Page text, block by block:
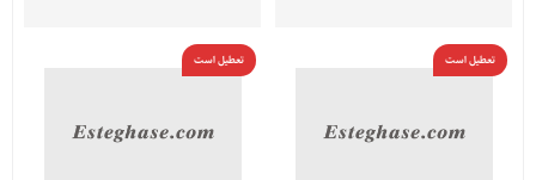
تعطیل است تعطیل است